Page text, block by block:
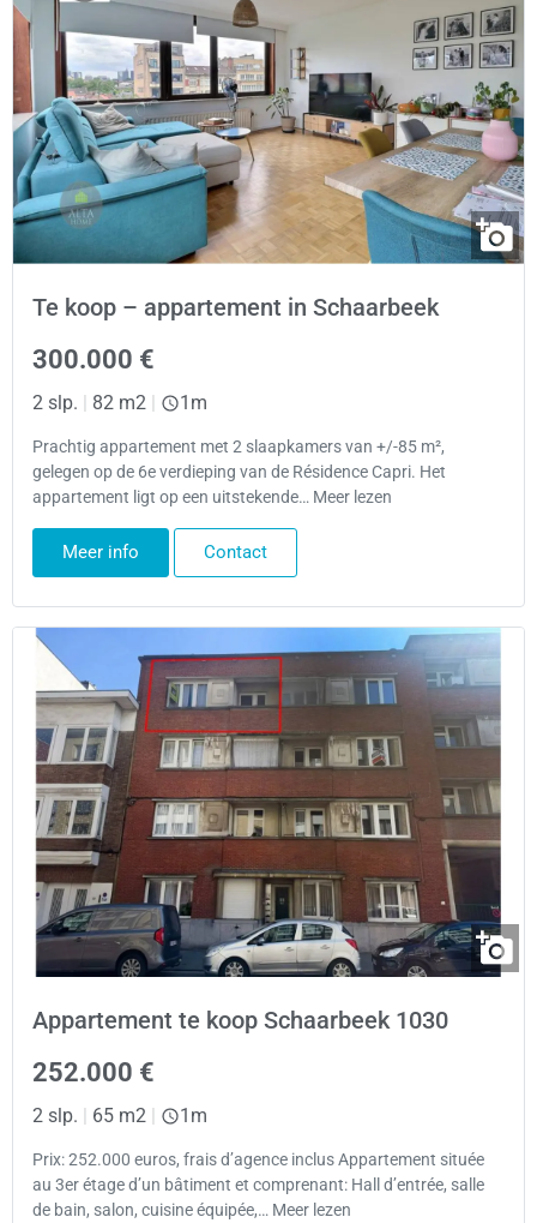
Te koop – appartement in Schaarbeek
300.000 €
2 slp. | 82 m2 | 1m
Prachtig appartement met 2 slaapkamers van +/-85 m²,
gelegen op de 6e verdieping van de Résidence Capri. Het
appartement ligt op een uitstekende… Meer lezen
Meer info Contact
Appartement te koop Schaarbeek 1030
252.000 €
2 slp. | 65 m2 | 1m
Prix: 252.000 euros, frais d’agence inclus Appartement située
au 3er étage d’un bâtiment et comprenant: Hall d’entrée, salle
de bain, salon, cuisine équipée,… Meer lezen